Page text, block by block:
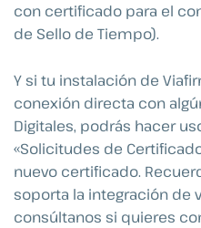
con certificado para el
de Sello de Tiempo).
Y si tu instalación de
conexión directa con
Digitales, podrás hacer
«Solicitudes de
nuevo certificado.
soporta la integración de
consúltanos si quieres